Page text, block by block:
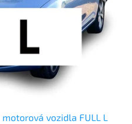
vozidla FULL L